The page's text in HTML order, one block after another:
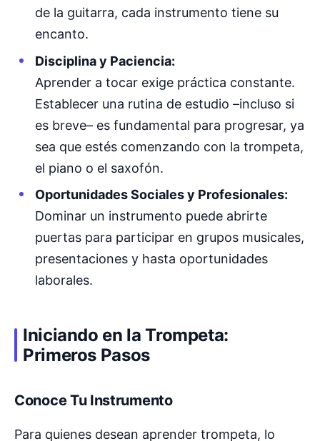
de la guitarra, cada instrumento tiene su
encanto.
Disciplina y Paciencia:
Aprender a tocar exige práctica constante.
Establecer una rutina de estudio –incluso si
es breve– es fundamental para progresar, ya
sea que estés comenzando con la trompeta,
el piano o el saxofón.
Oportunidades Sociales y Profesionales:
Dominar un instrumento puede abrirte
puertas para participar en grupos musicales,
presentaciones y hasta oportunidades
laborales.
Iniciando en la Trompeta:
Primeros Pasos
Conoce Tu Instrumento
Para quienes desean aprender trompeta, lo